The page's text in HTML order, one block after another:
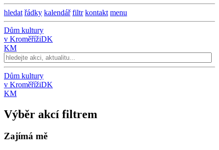
hledat řádky kalendář filtr kontakt menu
Dům kultury
v KroměřížiDK
KM
Dům kultury
v KroměřížiDK
KM
Výběr akcí filtrem
Zajímá mě